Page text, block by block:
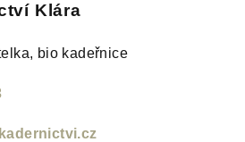
Klára
bio kadeřnice